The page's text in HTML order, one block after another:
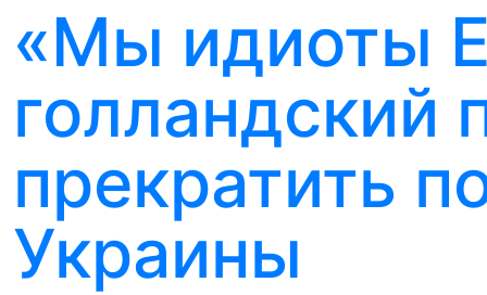
«Мы идиоты
голландский
прекратить
Украины